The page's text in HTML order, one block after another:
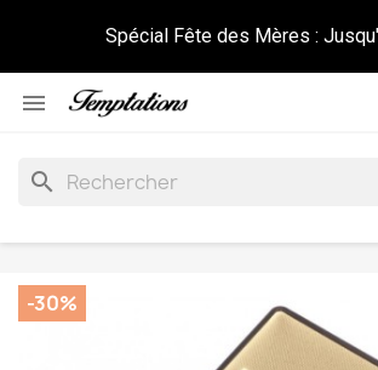
Spécial Fête des Mères :

search
-30%